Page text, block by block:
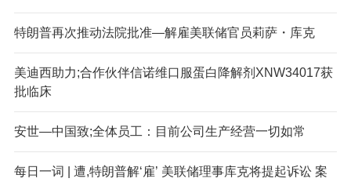
特朗普再次推动法院批准—解雇美联储官员莉萨・库克
美迪西助力;合作伙伴信诺维口服蛋白降解剂XNW34017获
批临床
安世—中国致;全体员工：目前公司生产经营一切如常
每日一词 | 遭,特朗普解‘雇’ 美联储理事库克将提起诉讼 案